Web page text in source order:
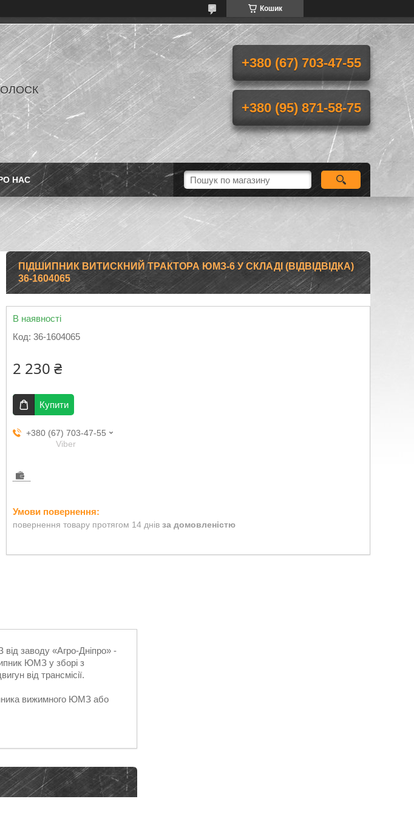
Кошик
+380 (67) 703-47-55
+380 (95) 871-58-75
НАС
ПІДШИПНИК ВИТИСКНИЙ ТРАКТОРА ЮМЗ-6 У СКЛАДІ (ВІДВІДВІДКА)
36-1604065
В наявності
Код: 36-1604065
2 230 ₴
Купити
+380 (67) 703-47-55
Viber
повернення товару протягом 14 днів за домовленістю
заводу «Агро-Дніпро» -
ЮМЗ у зборі з
від трансмісії.
вижимного ЮМЗ або